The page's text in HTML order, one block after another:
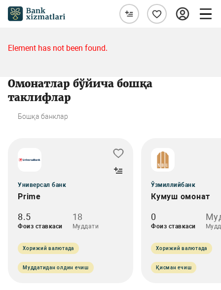
Element has not been found.
Омонатлар бўйича бошқа
таклифлар
Бошқа банклар
Универсал банк
Prime
8.5
Фоиз ставкаси
18
Муддати
Хорижий валютада
Муддатидан олдин ечиш
Ўзмиллийбанк
Кумуш омонат
0
Фоиз ставкаси
Хорижий валютада
Қисман ечиш